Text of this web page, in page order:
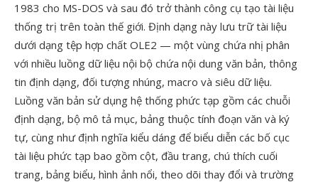
1983 cho MS-DOS và sau đó trở thành công cụ tạo tài liệu
thống trị trên toàn thế giới. Định dạng này lưu trữ tài liệu
dưới dạng tệp hợp chất OLE2 — một vùng chứa nhị phân
với nhiều luồng dữ liệu nội bộ chứa nội dung văn bản, thông
tin định dạng, đối tượng nhúng, macro và siêu dữ liệu.
Luồng văn bản sử dụng hệ thống phức tạp gồm các chuỗi
định dạng, bộ mô tả mục, bảng thuộc tính đoạn văn và ký
tự, cùng như định nghĩa kiểu dáng để biểu diễn các bố cục
tài liệu phức tạp bao gồm cột, đầu trang, chú thích cuối
trang, bảng biểu, hình ảnh nổi, theo dõi thay đổi và trường